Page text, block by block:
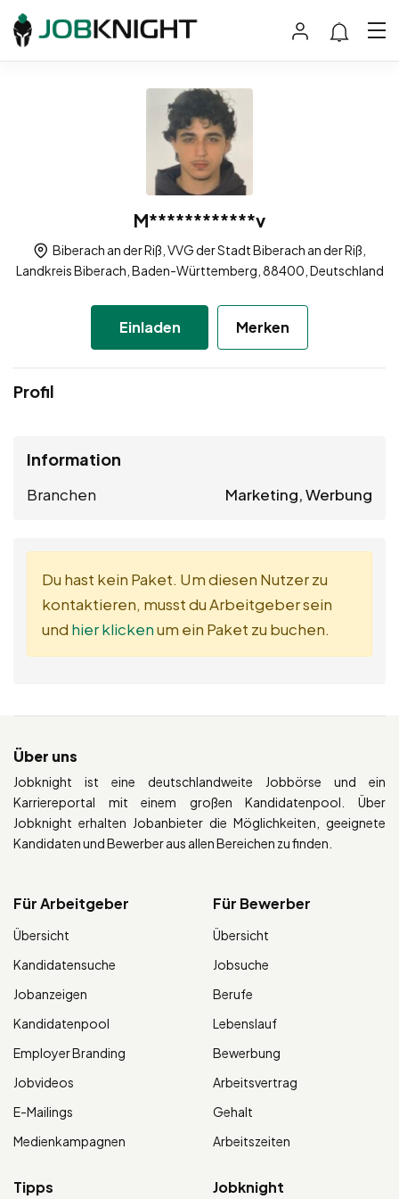
M************v
Biberach an der Riß, VVG der Stadt Biberach an der Riß,
Landkreis Biberach, Baden-Württemberg, 88400, Deutschland
Einladen Merken
Profil
Information
Branchen Marketing, Werbung
Du hast kein Paket. Um diesen Nutzer zu
kontaktieren, musst du Arbeitgeber sein
und hier klickenum ein Paket zu buchen.
Über uns
Jobknight ist eine deutschlandweite Jobbörse und ein
Karriereportal mit einem großen Kandidatenpool. Über
Jobknight erhalten Jobanbieter die Möglichkeiten, geeignete
Kandidaten und Bewerber aus allen Bereichen zu finden.
Für Arbeitgeber
Übersicht
Kandidatensuche
Jobanzeigen
Kandidatenpool
Employer Branding
Jobvideos
E-Mailings
Medienkampagnen
Für Bewerber
Übersicht
Jobsuche
Berufe
Lebenslauf
Bewerbung
Arbeitsvertrag
Gehalt
Arbeitszeiten
Tipps Jobknight